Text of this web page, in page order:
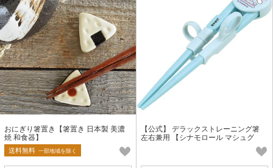
おにぎり箸置き【箸置き 日本製 美濃
焼 和食器】
送料無料 一部地域を除く
【公式】 デラックストレーニング箸
左右兼用 【シナモロール マシュグ